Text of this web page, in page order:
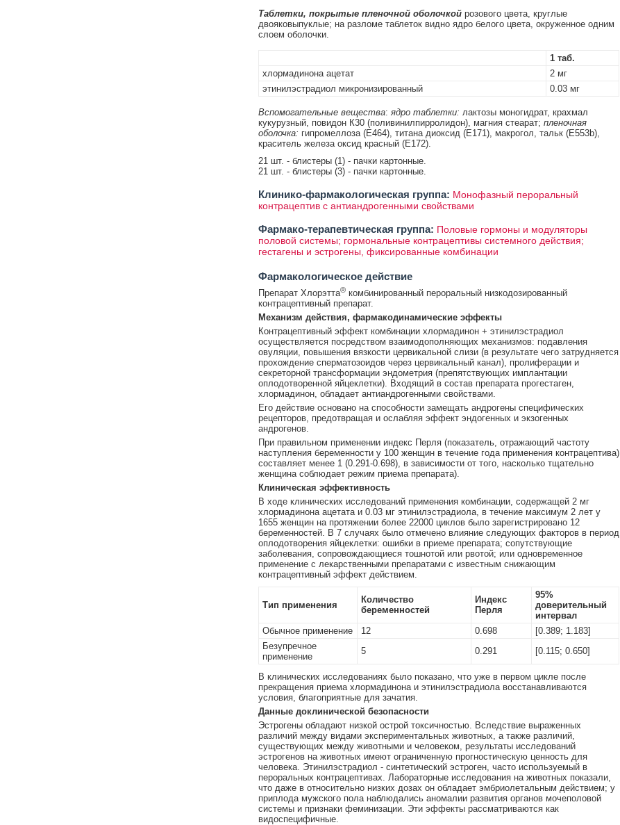
Таблетки, покрытые пленочной оболочкойрозового цвета, круглые
двояковыпуклые; на разломе таблеток видно ядро белого цвета, окруженное одним
слоем оболочки.
1 таб.
хлормадинона ацетат
2 мг
этинилэстрадиол микронизированный
0.03 мг
Вспомогательные вещества: ядро таблетки: лактозы моногидрат, крахмал
кукурузный, повидон К30 (поливинилпирролидон), магния стеарат; пленочная
оболочка: гипромеллоза (E464), титана диоксид (E171), макрогол, тальк (E553b),
краситель железа оксид красный (E172).
21 шт. - блистеры (1) - пачки картонные.
21 шт. - блистеры (3) - пачки картонные.
Клинико-фармакологическая группа: Монофазный пероральный
контрацептив с антиандрогенными свойствами
Фармако-терапевтическая группа: Половые гормоны и модуляторы
половой системы; гормональные контрацептивы системного действия;
гестагены и эстрогены, фиксированные комбинации
Фармакологическое действие
Препарат Хлорэтта®комбинированный пероральный низкодозированный
контрацептивный препарат.
Механизм действия, фармакодинамические эффекты
Контрацептивный эффект комбинации хлормадинон + этинилэстрадиол
осуществляется посредством взаимодополняющих механизмов: подавления
овуляции, повышения вязкости цервикальной слизи (в результате чего затрудняется
прохождение сперматозоидов через цервикальный канал), пролиферации и
секреторной трансформации эндометрия (препятствующих имплантации
оплодотворенной яйцеклетки). Входящий в состав препарата прогестаген,
хлормадинон, обладает антиандрогенными свойствами.
Его действие основано на способности замещать андрогены специфических
рецепторов, предотвращая и ослабляя эффект эндогенных и экзогенных
андрогенов.
При правильном применении индекс Перля (показатель, отражающий частоту
наступления беременности у 100 женщин в течение года применения контрацептива)
составляет менее 1 (0.291-0.698), в зависимости от того, насколько тщательно
женщина соблюдает режим приема препарата).
Клиническая эффективность
В ходе клинических исследований применения комбинации, содержащей 2 мг
хлормадинона ацетата и 0.03 мг этинилэстрадиола, в течение максимум 2 лет у
1655 женщин на протяжении более 22000 циклов было зарегистрировано 12
беременностей. В 7 случаях было отмечено влияние следующих факторов в период
оплодотворения яйцеклетки: ошибки в приеме препарата; сопутствующие
заболевания, сопровождающиеся тошнотой или рвотой; или одновременное
применение с лекарственными препаратами с известным снижающим
контрацептивный эффект действием.
Тип применения
Количество
беременностей
Индекс
Перля
95%
доверительный
интервал
Обычное применение
12 0.698
[0.389; 1.183]
Безупречное
применение
5 0.291 [0.115; 0.650]
В клинических исследованиях было показано, что уже в первом цикле после
прекращения приема хлормадинона и этинилэстрадиола восстанавливаются
условия, благоприятные для зачатия.
Данные доклинической безопасности
Эстрогены обладают низкой острой токсичностью. Вследствие выраженных
различий между видами экспериментальных животных, а также различий,
существующих между животными и человеком, результаты исследований
эстрогенов на животных имеют ограниченную прогностическую ценность для
человека. Этинилэстрадиол - синтетический эстроген, часто используемый в
пероральных контрацептивах. Лабораторные исследования на животных показали,
что даже в относительно низких дозах он обладает эмбриолетальным действием; у
приплода мужского пола наблюдались аномалии развития органов мочеполовой
системы и признаки феминизации. Эти эффекты рассматриваются как
видоспецифичные.